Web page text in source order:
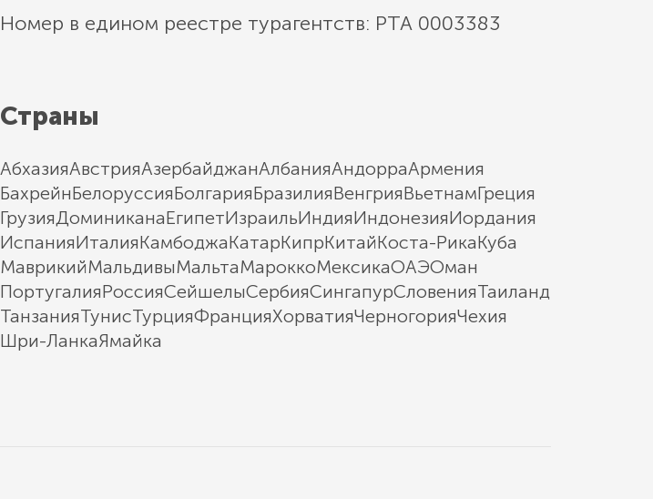
Номер в едином реестре турагентств: РТА 0003383
Страны
АбхазияАвстрияАзербайджанАлбанияАндорраАрмения
БахрейнБелоруссияБолгарияБразилияВенгрияВьетнамГреция
ГрузияДоминиканаЕгипетИзраильИндияИндонезияИордания
ИспанияИталияКамбоджаКатарКипрКитайКоста-РикаКуба
МаврикийМальдивыМальтаМароккоМексикаОАЭОман
ПортугалияРоссияСейшелыСербияСингапурСловенияТаиланд
ТанзанияТунисТурцияФранцияХорватияЧерногорияЧехия
Шри-ЛанкаЯмайка